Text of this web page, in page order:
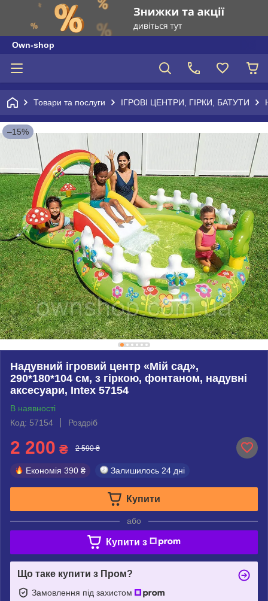
Own-shop
Товари та послуги ІГРОВІ ЦЕНТРИ, ГІРКИ, БАТУТИ
–15%
Надувний ігровий центр «Мій сад»,
290*180*104 см, з гіркою, фонтаном, надувні
аксесуари, Intex 57154
В наявності
Код: 57154
Роздріб
2 200 ₴ 2 590 ₴
Економія 390 ₴ Залишилось 24 дні
Купити
або
Купити з
Що таке купити з Пром?
Замовлення під захистом